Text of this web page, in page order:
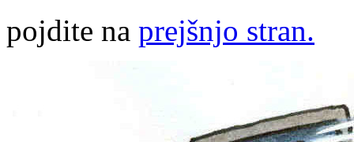
pojdite na prejšnjo stran.